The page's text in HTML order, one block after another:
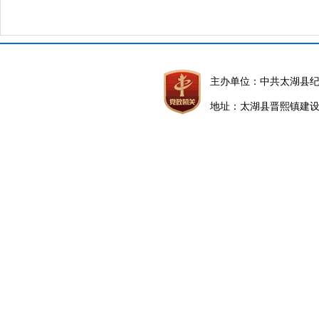
主办单位：中共太湖县
地址：太湖县晋熙镇建